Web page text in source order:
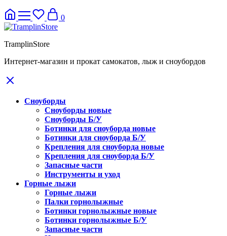
0
TramplinStore
Интернет-магазин и прокат самокатов, лыж и сноубордов
Сноуборды
Сноуборды новые
Сноуборды Б/У
Ботинки для сноуборда новые
Ботинки для сноуборда Б/У
Крепления для сноуборда новые
Крепления для сноуборда Б/У
Запасные части
Инструменты и уход
Горные лыжи
Горные лыжи
Палки горнолыжные
Ботинки горнолыжные новые
Ботинки горнолыжные Б/У
Запасные части